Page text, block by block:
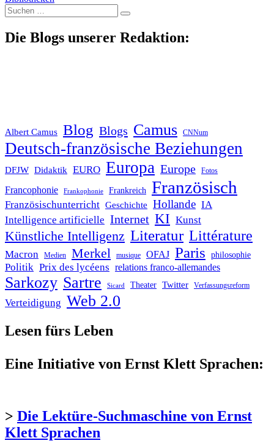
Suche
nach:
Die Blogs unserer Redaktion:
Albert Camus Blog Blogs Camus CNNum
Deutsch-französische Beziehungen
DFJW Didaktik EURO Europa Europe Fotos
Francophonie Frankophonie Frankreich Französisch
Französischunterricht Geschichte Hollande IA
Intelligence artificielle Internet KI Kunst
Künstliche Intelligenz Literatur Littérature
Macron Medien Merkel musique OFAJ Paris philosophie
Politik Prix des lycéens relations franco-allemandes
Sarkozy Sartre Sicard Theater Twitter Verfassungsreform
Verteidigung Web 2.0
Lesen fürs Leben
Eine Initiative von Ernst Klett Sprachen:
> Die Lektüre-Suchmaschine von Ernst
Klett Sprachen